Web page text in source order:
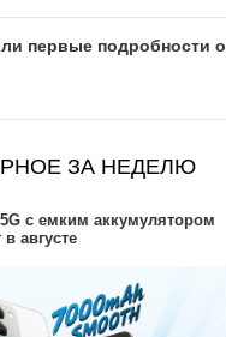
первые подробности
ЗА НЕДЕЛЮ
с емким аккумулятором
августе